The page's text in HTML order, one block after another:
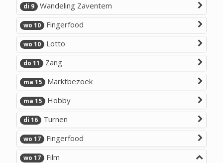
di 9 Wandeling Zaventem
wo 10 Fingerfood
wo 10 Lotto
do 11 Zang
ma 15 Marktbezoek
ma 15 Hobby
di 16 Turnen
wo 17 Fingerfood
wo 17 Film